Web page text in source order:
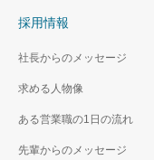
採用情報
社長からのメッセージ
求める人物像
ある営業職の1日の流れ
先輩からのメッセージ